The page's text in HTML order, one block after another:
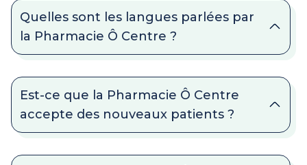
Quelles sont les langues parlées par
la Pharmacie Ô Centre ?
Est-ce que la Pharmacie Ô Centre
accepte des nouveaux patients ?